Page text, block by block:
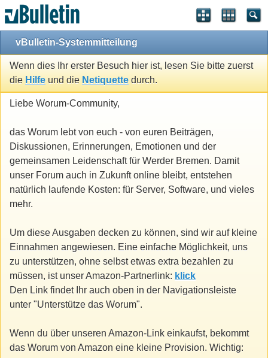
vBulletin-Systemmitteilung
Wenn dies Ihr erster Besuch hier ist, lesen Sie bitte zuerst
die Hilfe und die Netiquette durch.
Liebe Worum-Community,
das Worum lebt von euch - von euren Beiträgen,
Diskussionen, Erinnerungen, Emotionen und der
gemeinsamen Leidenschaft für Werder Bremen. Damit
unser Forum auch in Zukunft online bleibt, entstehen
natürlich laufende Kosten: für Server, Software, und vieles
mehr.
Um diese Ausgaben decken zu können, sind wir auf kleine
Einnahmen angewiesen. Eine einfache Möglichkeit, uns
zu unterstützen, ohne selbst etwas extra bezahlen zu
müssen, ist unser Amazon-Partnerlink: klick
Den Link findet Ihr auch oben in der Navigationsleiste
unter "Unterstütze das Worum".
Wenn du über unseren Amazon-Link einkaufst, bekommt
das Worum von Amazon eine kleine Provision. Wichtig: